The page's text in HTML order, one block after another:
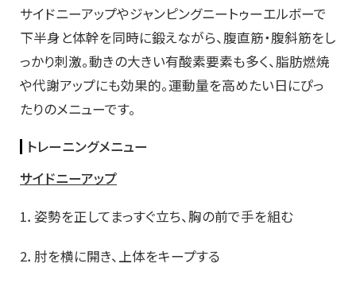
サイドニーアップやジャンピングニートゥーエルボーで
下半身と体幹を同時に鍛えながら、腹直筋・腹斜筋をし
っかり刺激。動きの大きい有酸素要素も多く、脂肪燃焼
や代謝アップにも効果的。運動量を高めたい日にぴっ
たりのメニューです。
トレーニングメニュー
サイドニーアップ
1．姿勢を正してまっすぐ立ち、胸の前で手を組む
2．肘を横に開き、上体をキープする